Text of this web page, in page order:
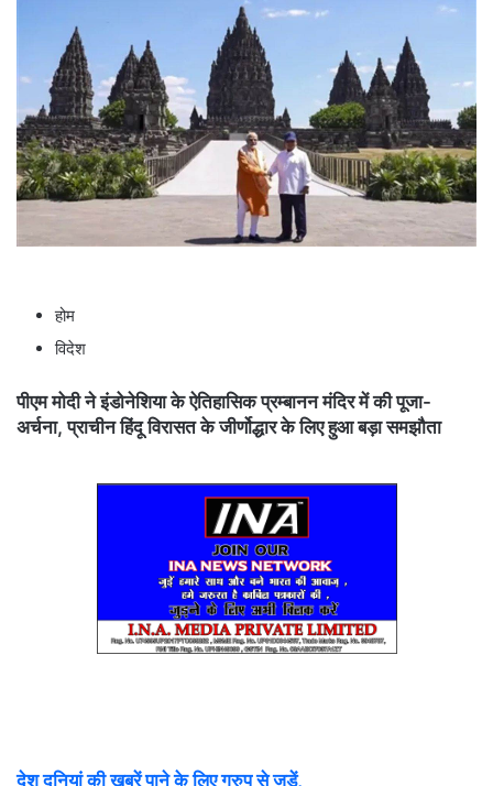
m
a
i
l
होम
विदेश
पीएम मोदी ने इंडोनेशिया के ऐतिहासिक प्रम्बानन मंदिर में की पूजा-
अर्चना, प्राचीन हिंदू विरासत के जीर्णोद्धार के लिए हुआ बड़ा समझौता
देश दुनियां की खबरें पाने के लिए ग्रुप से जुड़ें,